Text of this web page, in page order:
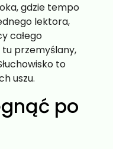
gdzie tempo
lektora,
całego
tu przemyślany,
to
uszu.
po